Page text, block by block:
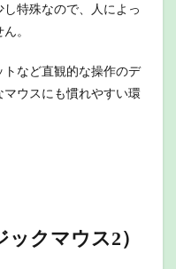
し特殊なので、人によっ
。
など直観的な操作のデ
ウスにも慣れやすい環
クマウス2）